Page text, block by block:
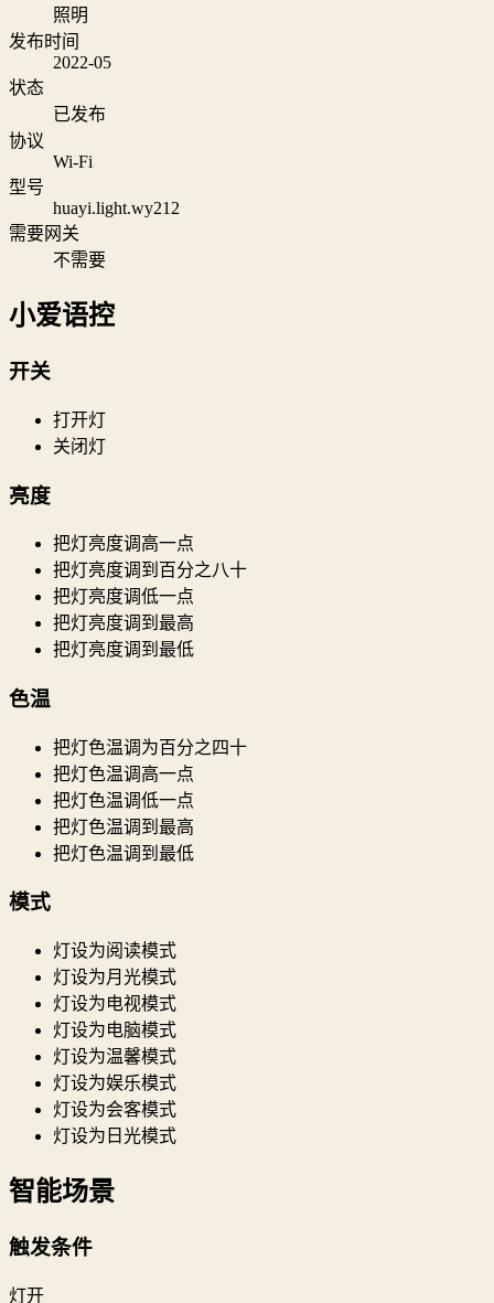
照明
发布时间
2022-05
状态
已发布
协议
Wi‑Fi
型号
huayi.light.wy212
需要网关
不需要
小爱语控
开关
打开灯
关闭灯
亮度
把灯亮度调高一点
把灯亮度调到百分之八十
把灯亮度调低一点
把灯亮度调到最高
把灯亮度调到最低
色温
把灯色温调为百分之四十
把灯色温调高一点
把灯色温调低一点
把灯色温调到最高
把灯色温调到最低
模式
灯设为阅读模式
灯设为月光模式
灯设为电视模式
灯设为电脑模式
灯设为温馨模式
灯设为娱乐模式
灯设为会客模式
灯设为日光模式
智能场景
触发条件
灯开